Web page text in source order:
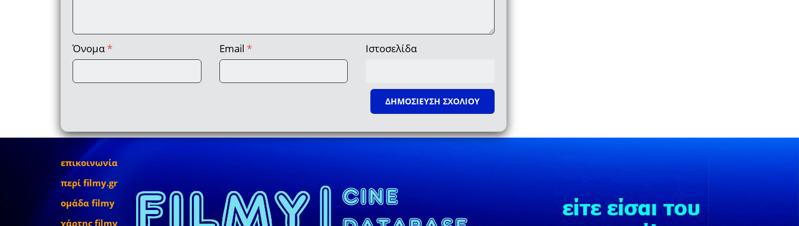
Όνομα* Email * Ιστοσελίδα
επικοινωνία
περί filmy.gr
ομάδα filmy
χάρτης filmy